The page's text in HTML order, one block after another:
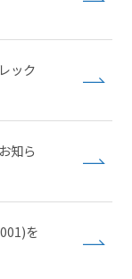
ック
知ら
を